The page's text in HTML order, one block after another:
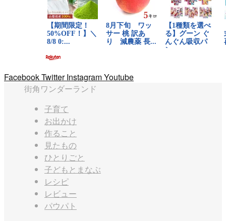
FacebookTwitter InstagramYoutube
街角ワンダーランド
子育て
お出かけ
作ること
見たもの
ひとりごと
子どもとまなぶ
レシピ
レビュー
パウパト